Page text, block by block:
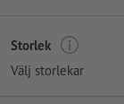
Storlek
Välj storlekar